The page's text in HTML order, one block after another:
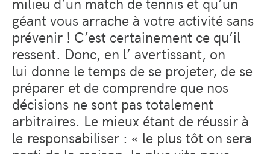
géant vous arrache à votre activité sans
prévenir ! C’est certainement ce qu’il
ressent. Donc, en l’ avertissant, on
lui donne le temps de se projeter, de se
préparer et de comprendre que nos
décisions ne sont pas totalement
arbitraires. Le mieux étant de réussir à
le responsabiliser : « le plus tôt on sera